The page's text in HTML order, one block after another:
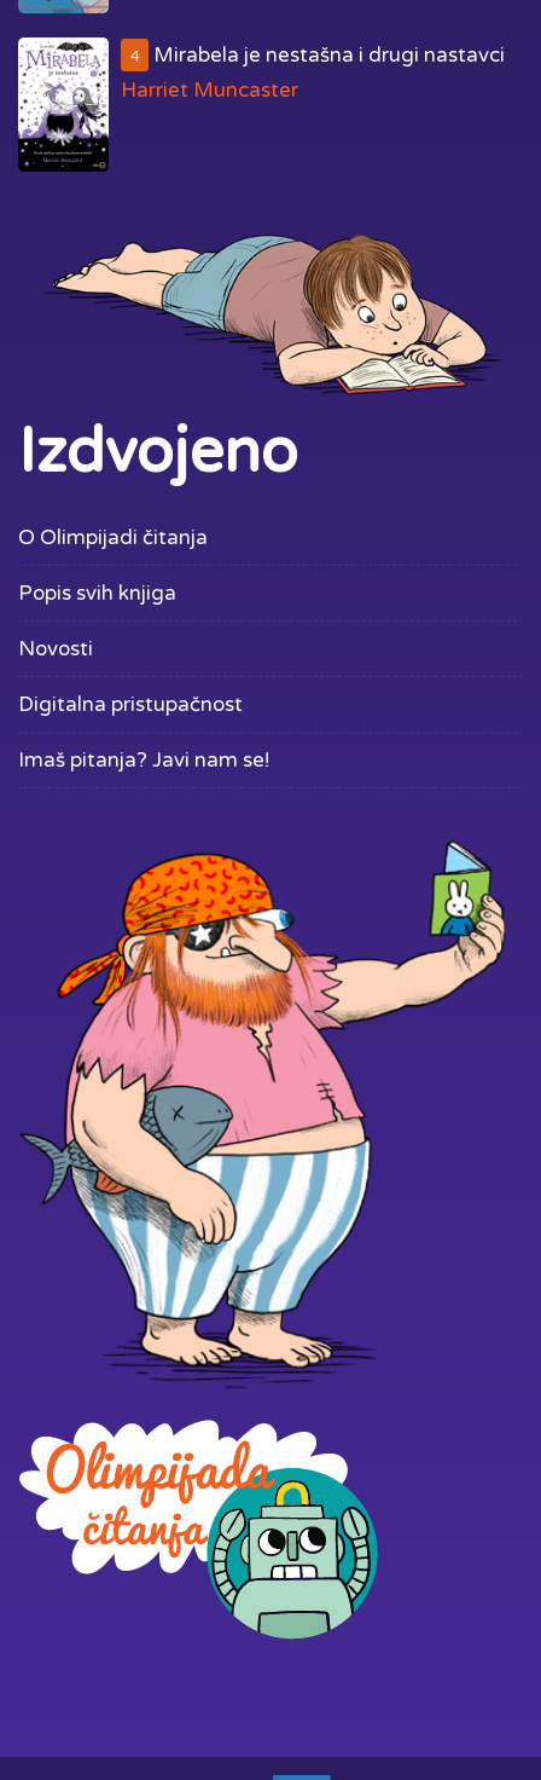
4
Mirabela je nestašna i drugi nastavci
Harriet Muncaster
Izdvojeno
O Olimpijadi čitanja
Popis svih knjiga
Novosti
Digitalna pristupačnost
Imaš pitanja? Javi nam se!